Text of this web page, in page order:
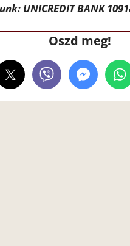
UNICREDIT BANK
Oszd meg!